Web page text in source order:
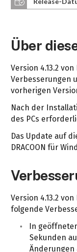
Über
Version 4.13.2
Verbesserungen
vorherigen
Nach der
des PCs
Das Update auf
DRACOON für
Version 4.13.2
folgende
In
Sekunden
Änderungen